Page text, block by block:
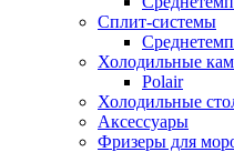
Сплит-системы
Холодильные
Polair
Холодильные
Аксессуары
Фризеры для